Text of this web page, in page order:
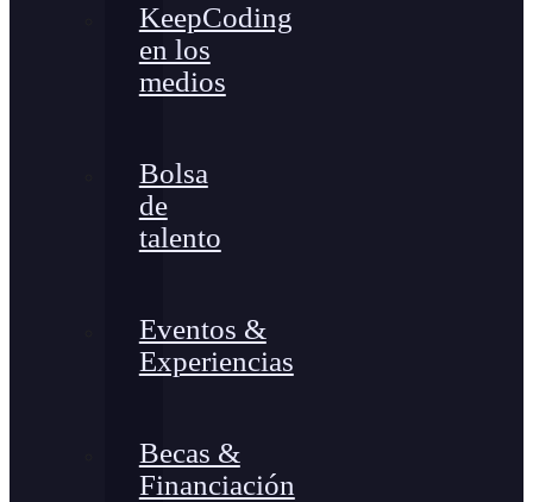
KeepCoding
en los
medios
Bolsa
de
talento
Eventos &
Experiencias
Becas &
Financiación